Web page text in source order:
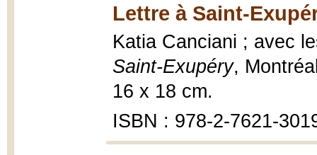
Lettre à Saint-
Katia Canciani ; avec
Saint-Exupéry,
16 x 18 cm.
ISBN : 978-2-7621-